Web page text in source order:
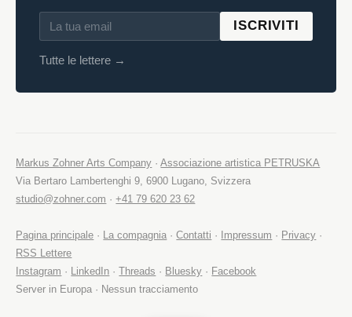
ISCRIVITI
Tutte le lettere →
Markus Zohner Arts Company ·Associazione artistica PETRUSKA
Via Bertaro Lambertenghi 9, 6900 Lugano, Svizzera
studio@zohner.com ·+41 79 620 23 62
Pagina principale · La compagnia ·Contatti · Impressum · Privacy ·
RSS Lettere
Instagram · LinkedIn ·Threads · Bluesky · Facebook
Server in Europa · Nessun tracciamento